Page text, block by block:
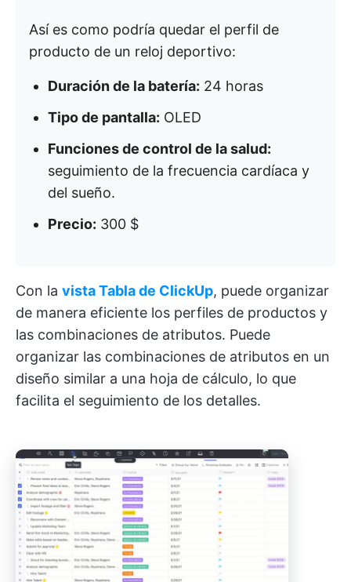
Así es como podría quedar el perfil de
producto de un reloj deportivo:
Duración de la batería: 24 horas
Tipo de pantalla: OLED
Funciones de control de la salud:
seguimiento de la frecuencia cardíaca y
del sueño.
Precio: 300 $
Con la vista Tabla de ClickUp, puede organizar
de manera eficiente los perfiles de productos y
las combinaciones de atributos. Puede
organizar las combinaciones de atributos en un
diseño similar a una hoja de cálculo, lo que
facilita el seguimiento de los detalles.